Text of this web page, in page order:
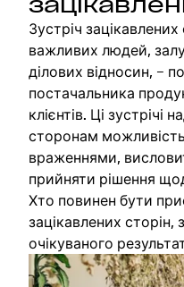
Зустріч зацікавлених
важливих людей,
ділових відносин, –
постачальника
клієнтів. Ці зустрічі
сторонам
враженнями,
прийняти рішення
Хто повинен бути
зацікавлених
очікуваного